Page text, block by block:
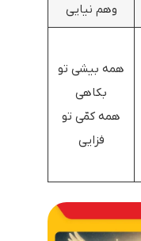
وهم نیایی
همه بیشی تو
بکاهی
همه کمّی تو
فزایی